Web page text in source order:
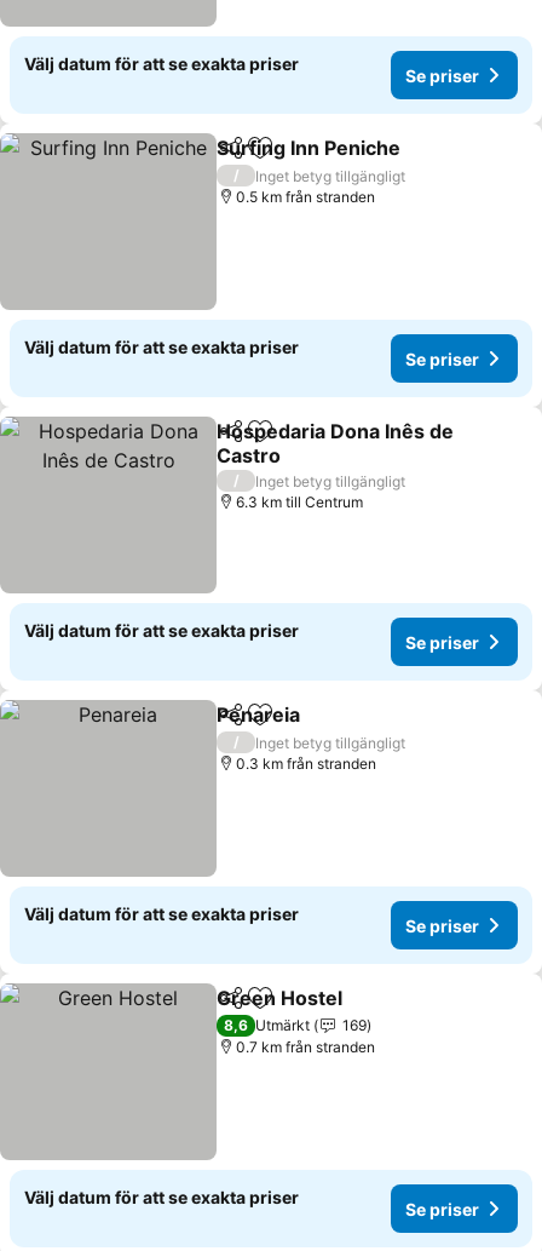
Välj datum för att se exakta priser
Se priser
Dela Lägg till i Mina Favoriter
Surfing Inn Peniche
/
Inget betyg tillgängligt
0.5 km från stranden
Välj datum för att se exakta priser
Se priser
Dela Lägg till i Mina Favoriter
Hospedaria Dona Inês de
Castro
/
Inget betyg tillgängligt
6.3 km till Centrum
Välj datum för att se exakta priser
Se priser
Dela Lägg till i Mina Favoriter
Penareia
/
Inget betyg tillgängligt
0.3 km från stranden
Välj datum för att se exakta priser
Se priser
Dela Lägg till i Mina Favoriter
Green Hostel
8,6 Utmärkt
169
0.7 km från stranden
Välj datum för att se exakta priser
Se priser